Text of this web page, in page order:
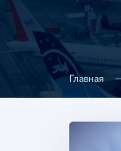
Главная